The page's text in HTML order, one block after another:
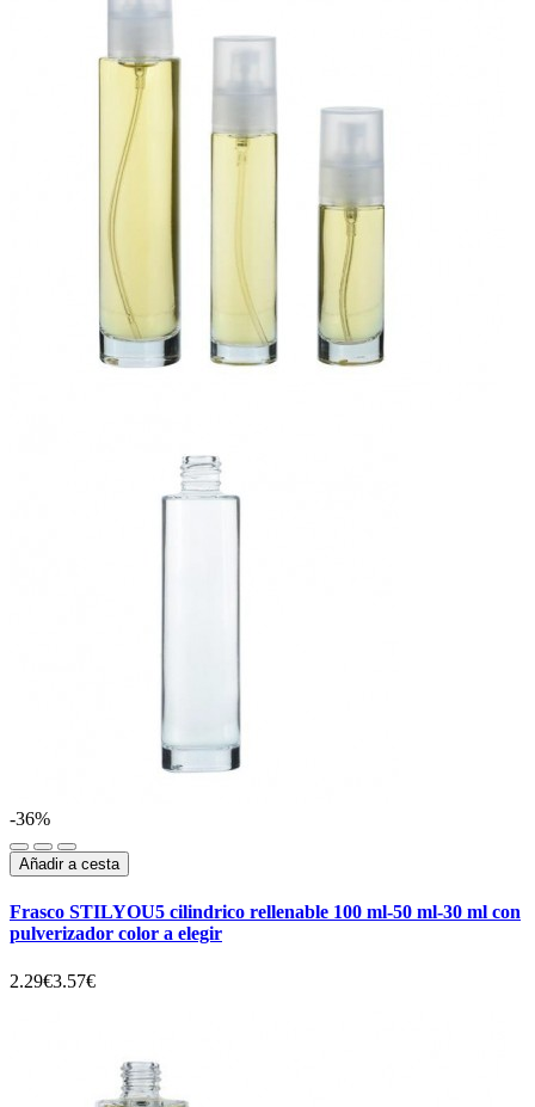
-36%
Añadir a cesta
Frasco STILYOU5 cilindrico rellenable 100 ml-50 ml-30 ml con
pulverizador color a elegir
2.29€3.57€